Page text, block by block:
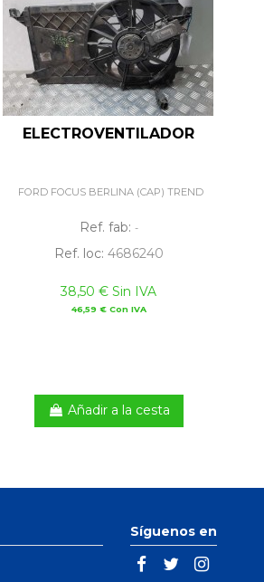
ELECTROVENTILADOR
FORD FOCUS BERLINA (CAP) TREND
Ref. fab: -
Ref. loc: 4686240
38,50 € Sin IVA
46,59 € Con IVA
Añadir a la cesta
Síguenos en